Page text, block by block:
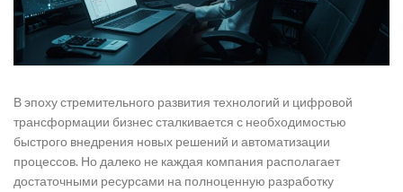
В эпоху стремительного развития технологий и цифровой
трансформации бизнес сталкивается с необходимостью
быстрого внедрения новых решений и автоматизации
процессов. Но далеко не каждая компания располагает
достаточными ресурсами на полноценную разработку